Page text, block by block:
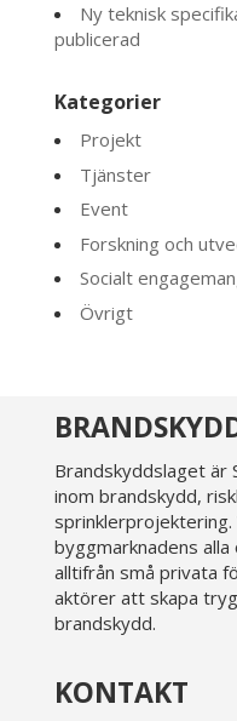
Ny teknisk
publicerad
Kategorier
Projekt
Tjänster
Event
Forskning och
Socialt
Övrigt
Brandskyddslaget är
inom brandskydd,
byggmarknadens
alltifrån små privata
aktörer att skapa
brandskydd.
KONTAKT